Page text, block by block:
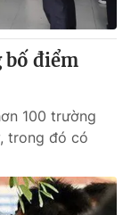
bố điểm
100 trường
trong đó có